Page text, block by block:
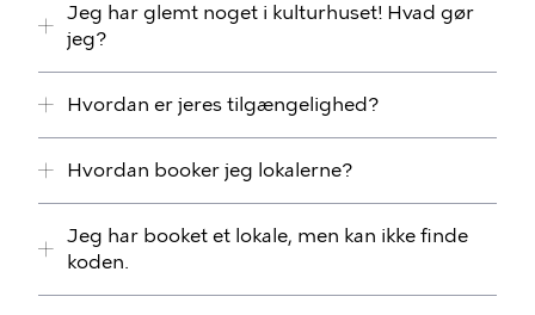
Jeg har glemt noget i kulturhuset! Hvad gør
jeg?
Hvordan er jeres tilgængelighed?
Hvordan booker jeg lokalerne?
Jeg har booket et lokale, men kan ikke finde
koden.